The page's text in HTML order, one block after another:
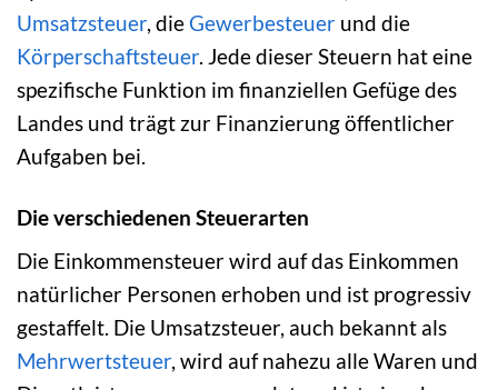
Umsatzsteuer, dieGewerbesteuer und die
Körperschaftsteuer. Jede dieser Steuern hat eine
spezifische Funktion im finanziellen Gefüge des
Landes und trägt zur Finanzierung öffentlicher
Aufgaben bei.
Die verschiedenen Steuerarten
Die Einkommensteuer wird auf das Einkommen
natürlicher Personen erhoben und ist progressiv
gestaffelt. Die Umsatzsteuer, auch bekannt als
Mehrwertsteuer, wird auf nahezu alle Waren und